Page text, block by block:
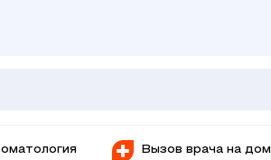
Вызов врача на дом